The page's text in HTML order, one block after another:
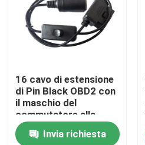
16 cavo di estensione
di Pin Black OBD2 con
il maschio del
commutatore alla
femmina
dell'accendino
Invia richiesta